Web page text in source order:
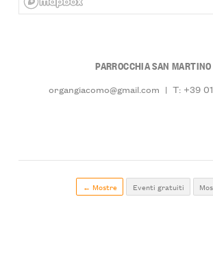
PARROCCHIA SAN MARTINO
organgiacomo@gmail.com | T: +39
← Mostre Eventi gratuiti